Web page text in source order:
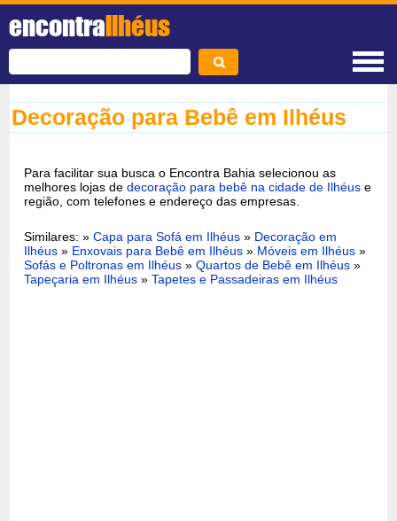
encontraIlhéus
Decoração para Bebê em Ilhéus
Para facilitar sua busca o Encontra Bahia selecionou as
melhores lojas dedecoração para bebê na cidade de Ilhéus e
região, com telefones e endereço das empresas.
Similares: »Capa para Sofá em Ilhéus » Decoração em
Ilhéus » Enxovais para Bebê em Ilhéus » Móveis em Ilhéus »
Sofás e Poltronas em Ilhéus »Quartos de Bebê em Ilhéus »
Tapeçaria em Ilhéus »Tapetes e Passadeiras em Ilhéus